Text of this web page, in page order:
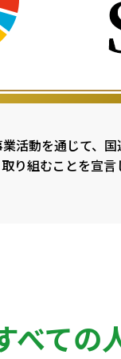
活動を通じて、
取り組むことを宣言
べての